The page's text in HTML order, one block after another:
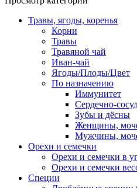
Травы, ягоды, коренья
Корни
Травы
Травяной чай
Иван-чай
Ягоды/Плоды/Цвет
По назначению
Иммунитет
Сердечно-
Зубы и дёсны
Женщины,
Мужчины,
Орехи и семечки
Орехи и семечки в
Орехи и семечки
Специи